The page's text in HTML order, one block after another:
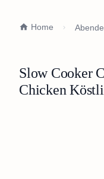
Home
Slow Cooker
Chicken